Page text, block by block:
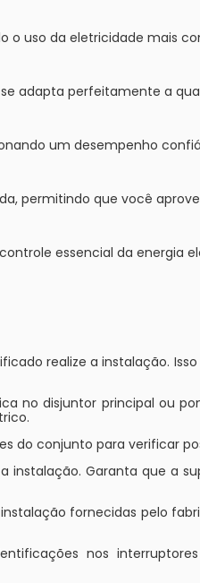
o uso da eletricidade mais
adapta perfeitamente a
um desempenho
permitindo que você
essencial da energia
realize a instalação.
no disjuntor principal ou
do conjunto para verificar
instalação. Garanta que a
fornecidas pelo
nos